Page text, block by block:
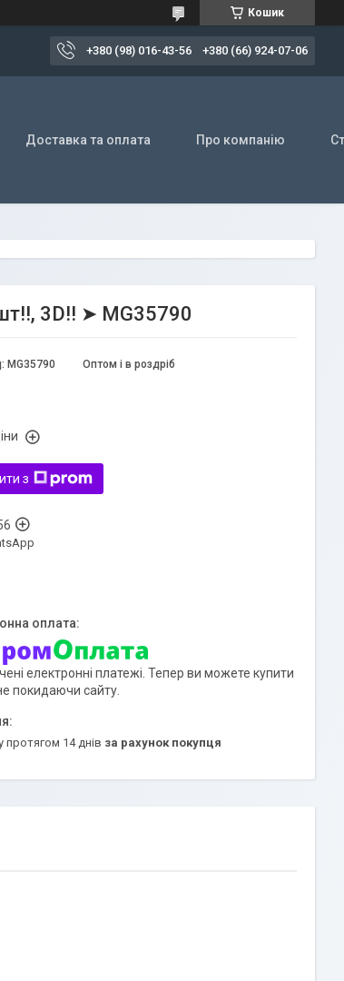
Кошик
+380 (98) 016-43-56 +380 (66) 924-07-06
Доставка та оплата Про компанію
3D!! ➤ MG35790
Оптом і в роздріб
MG35790
з
електронні платежі. Тепер ви можете купити
покидаючи сайту.
протягом 14 днів за рахунок покупця